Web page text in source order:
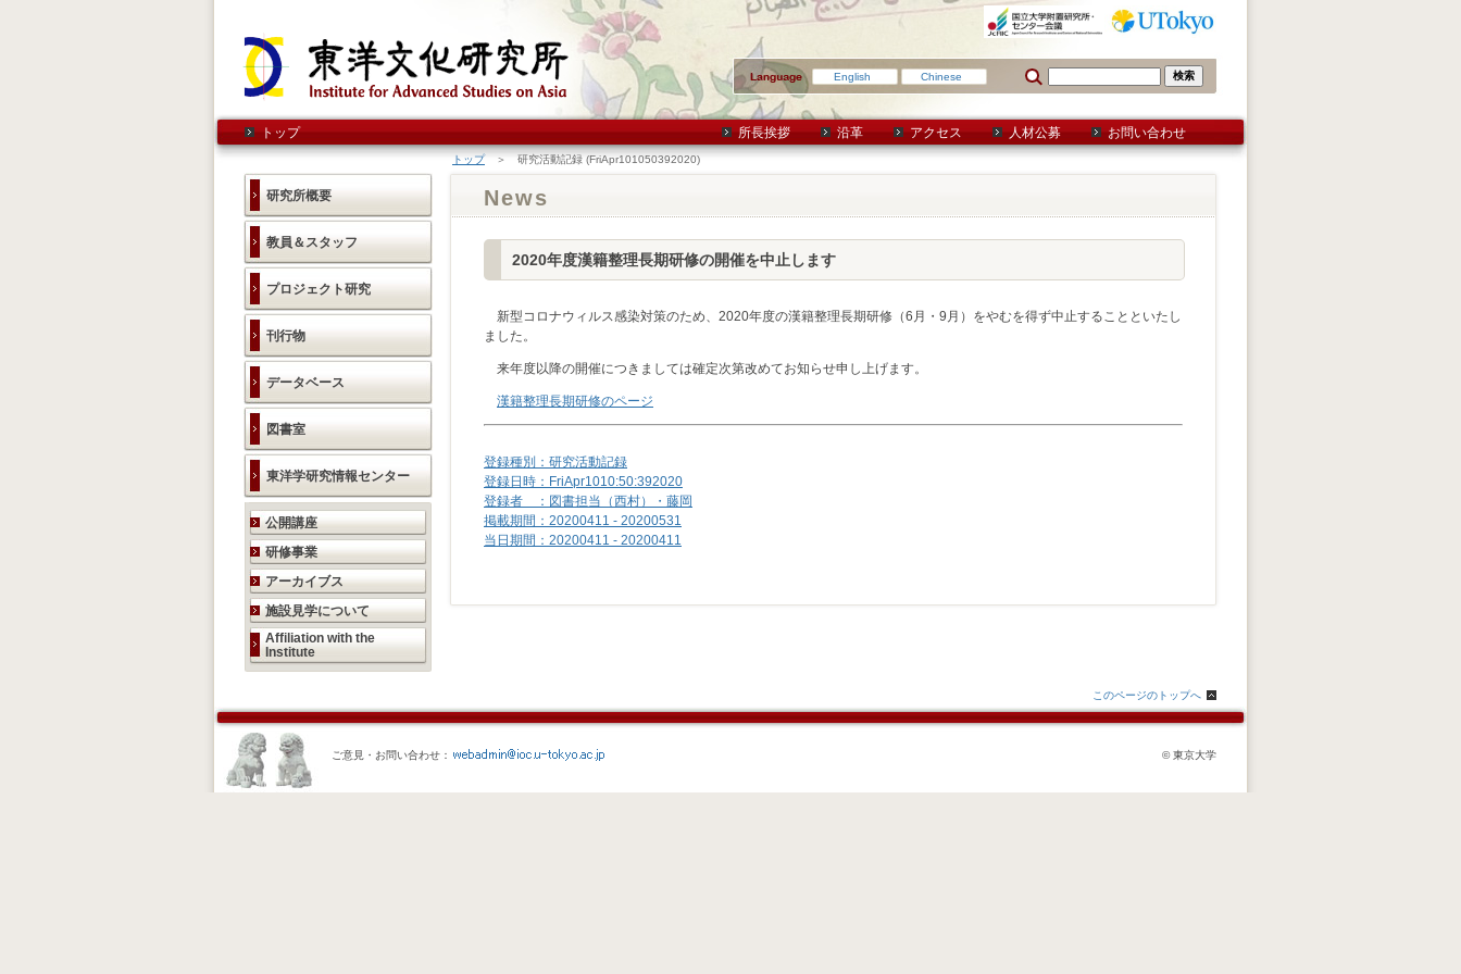
English Chinese
トップ 所長挨拶 沿革 アクセス 人材公募 お問い合わせ
研究所概要
教員＆スタッフ
プロジェクト研究
刊行物
データベース
図書室
東洋学研究情報センター
研究活動のご案内
公開講座
研修事業
アーカイブス
施設見学について
Affiliation with the
Institute
トップ＞ 研究活動記録 (FriApr101050392020)
News
2020年度漢籍整理長期研修の開催を中止します
新型コロナウィルス感染対策のため、2020年度の漢籍整理長期研修（6月・9月）をやむを得ず中止することといたし
ました。
来年度以降の開催につきましては確定次第改めてお知らせ申し上げます。
漢籍整理長期研修のページ
登録種別：研究活動記録
登録日時：FriApr1010:50:392020
登録者 ：図書担当（西村）・藤岡
掲載期間：20200411 - 20200531
当日期間：20200411 - 20200411
このページのトップへ
ご意見・お問い合わせ： © 東京大学